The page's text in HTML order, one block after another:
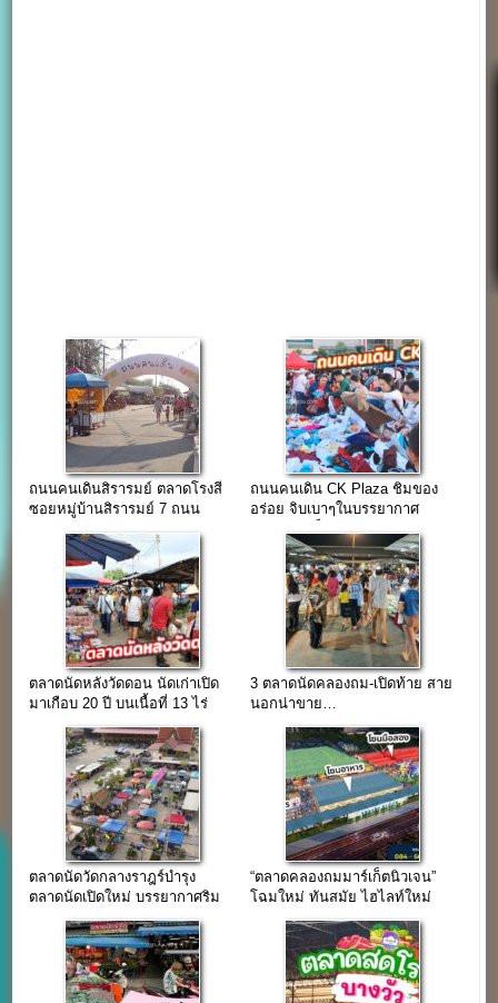
ถนนคนเดินสิรารมย์ ตลาดโรงสี
ซอยหมู่บ้านสิรารมย์ 7 ถนน
ถนนคนเดิน CK Plaza ชิมของ
อร่อย จิบเบาๆในบรรยากาศ
ตลาดนัดหลังวัดดอน นัดเก่าเปิด
มาเกือบ 20 ปี บนเนื้อที่ 13 ไร่
3 ตลาดนัดคลองถม-เปิดท้าย สาย
นอกน่าขาย…
ตลาดนัดวัดกลางราฎร์บำรุง
ตลาดนัดเปิดใหม่ บรรยากาศริม
“ตลาดคลองถมมาร์เก็ตนิวเจน”
โฉมใหม่ ทันสมัย ไฮไลท์ใหม่
ของเมืองชลบรี (รับร้านค้า 5